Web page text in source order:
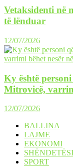
Vetaksidenti në
të lënduar
12/07/2026
Ky është
Mitrovicë,
12/07/2026
BALLINA
LAJME
EKONOMI
SHËNDETËSI
SPORT